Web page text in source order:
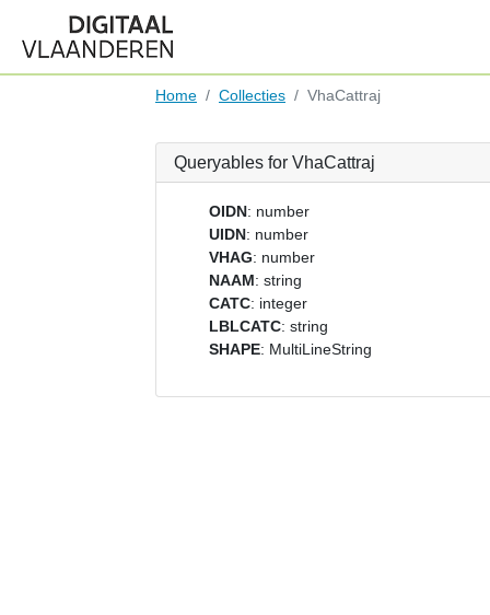
Home Collecties VhaCattraj
Queryables for VhaCattraj
OIDN: number
UIDN: number
VHAG: number
NAAM: string
CATC: integer
LBLCATC: string
SHAPE: MultiLineString